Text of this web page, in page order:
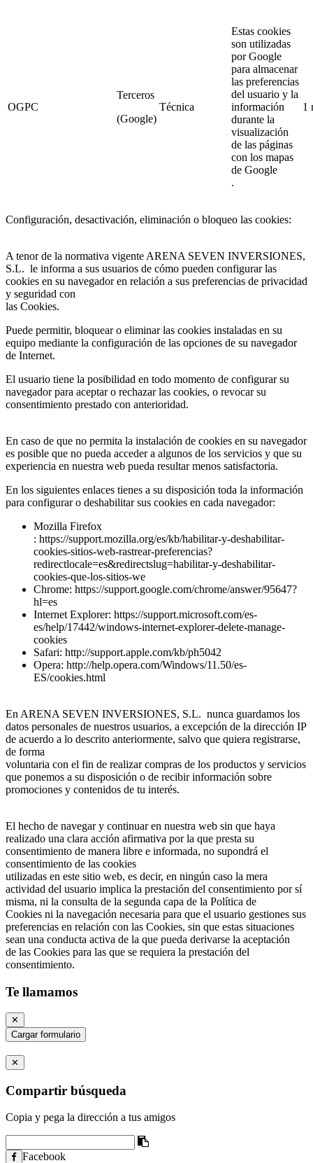
OGPC
Terceros
(Google)
Técnica
Estas cookies
son utilizadas
por Google
para almacenar
las preferencias
del usuario y la
información
durante la
visualización
de las páginas
con los mapas
de Google
.
1
Configuración, desactivación, eliminación o bloqueo las cookies:
A tenor de la normativa vigente ARENA SEVEN INVERSIONES,
S.L. le informa a sus usuarios de cómo pueden configurar las
cookies en su navegador en relación a sus preferencias de privacidad
y seguridad con
las Cookies.
Puede permitir, bloquear o eliminar las cookies instaladas en su
equipo mediante la configuración de las opciones de su navegador
de Internet.
El usuario tiene la posibilidad en todo momento de configurar su
navegador para aceptar o rechazar las cookies, o revocar su
consentimiento prestado con anterioridad.
En caso de que no permita la instalación de cookies en su navegador
es posible que no pueda acceder a algunos de los servicios y que su
experiencia en nuestra web pueda resultar menos satisfactoria.
En los siguientes enlaces tienes a su disposición toda la información
para configurar o deshabilitar sus cookies en cada navegador:
Mozilla Firefox
: https://support.mozilla.org/es/kb/habilitar-y-deshabilitar-
cookies-sitios-web-rastrear-preferencias?
redirectlocale=es&redirectslug=habilitar-y-deshabilitar-
cookies-que-los-sitios-we
Chrome: https://support.google.com/chrome/answer/95647?
hl=es
Internet Explorer: https://support.microsoft.com/es-
es/help/17442/windows-internet-explorer-delete-manage-
cookies
Safari: http://support.apple.com/kb/ph5042
Opera: http://help.opera.com/Windows/11.50/es-
ES/cookies.html
En ARENA SEVEN INVERSIONES, S.L. nunca guardamos los
datos personales de nuestros usuarios, a excepción de la dirección IP
de acuerdo a lo descrito anteriormente, salvo que quiera registrarse,
de forma
voluntaria con el fin de realizar compras de los productos y servicios
que ponemos a su disposición o de recibir información sobre
promociones y contenidos de tu interés.
El hecho de navegar y continuar en nuestra web sin que haya
realizado una clara acción afirmativa por la que presta su
consentimiento de manera libre e informada, no supondrá el
consentimiento de las cookies
utilizadas en este sitio web, es decir, en ningún caso la mera
actividad del usuario implica la prestación del consentimiento por sí
misma, ni la consulta de la segunda capa de la Política de
Cookies ni la navegación necesaria para que el usuario gestiones sus
preferencias en relación con las Cookies, sin que estas situaciones
sean una conducta activa de la que pueda derivarse la aceptación
de las Cookies para las que se requiera la prestación del
consentimiento.
Te llamamos
✕
Cargar formulario
✕
Compartir búsqueda
Copia y pega la dirección a tus amigos
Facebook